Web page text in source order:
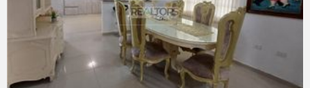
VIEW DETAILS